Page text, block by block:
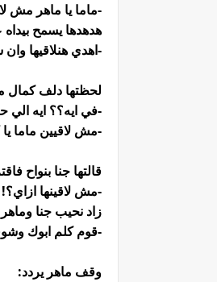
-ماما يا ماهر مش
هدهدها يسمح
-اهدي هنلاقيها
لحظتها دلف كمال
-في ايه؟؟ ايه
-مش لاقيين ماما
قالتها جنا بنواح
-مش لاقينها
زاد نحيب جنا
-قوم كلم ابوك
وقف ماهر يردد: